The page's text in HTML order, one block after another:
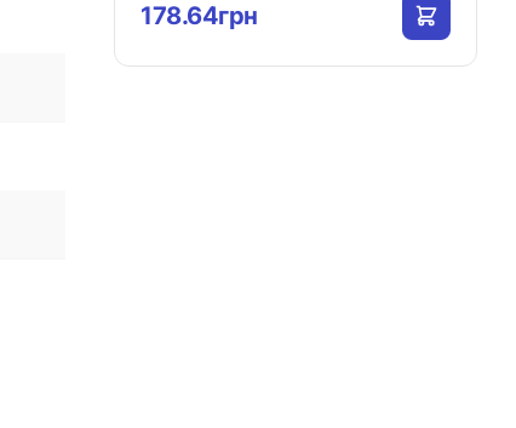
178.64грн